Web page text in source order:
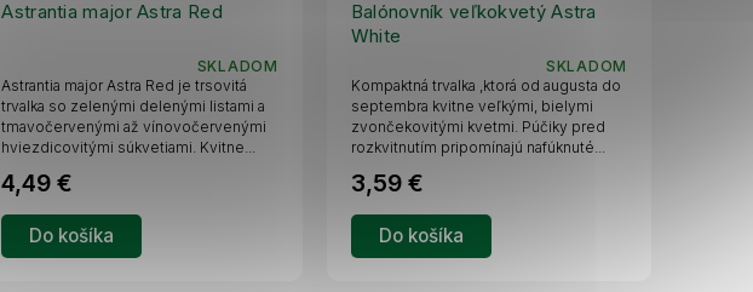
A
Astrantia major Astra Red
SKLADOM
4,49 €
Do košíka
Astrantia major Astra Red je trsovitá
trvalka so zelenými delenými listami a
tmavočervenými až vínovočervenými
hviezdicovitými súkvetiami. Kvitne...
A
Balónovník veľkokvetý Astra
White
SKLADOM
3,59 €
Do košíka
Kompaktná trvalka ,ktorá od augusta do
septembra kvitne veľkými, bielymi
zvončekovitými kvetmi. Púčiky pred
rozkvitnutím pripomínajú nafúknuté...